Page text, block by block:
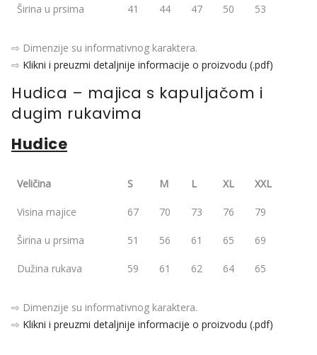
Širina u prsima 41 44 47 50 53
⇨ Dimenzije su informativnog karaktera.
⇨ Klikni i preuzmi detaljnije informacije o proizvodu (.pdf)
Hudica – majica s kapuljačom i
dugim rukavima
Hudice
Veličina S M L XL XXL
Visina majice 67 70 73 76 79
Širina u prsima 51 56 61 65 69
Dužina rukava 59 61 62 64 65
⇨ Dimenzije su informativnog karaktera.
⇨ Klikni i preuzmi detaljnije informacije o proizvodu (.pdf)